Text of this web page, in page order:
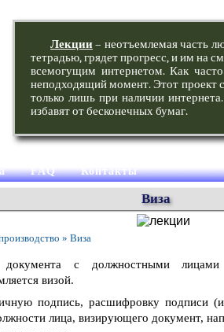
Лекции– неотъемлемая часть
тетрадью, грядет прогресс, и им на
всемогущим интернетом. Как
неподходящий момент. Этот проект
только лишь при наличии
избавят от бесконечных бумаг.
FAQ Контакты
Виза
» Виза
документа с должностными
визой.
подпись, расшифровку подписи
лица, визирующего документ,